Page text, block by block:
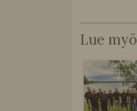
Lue